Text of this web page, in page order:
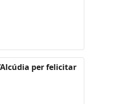
per felicitar